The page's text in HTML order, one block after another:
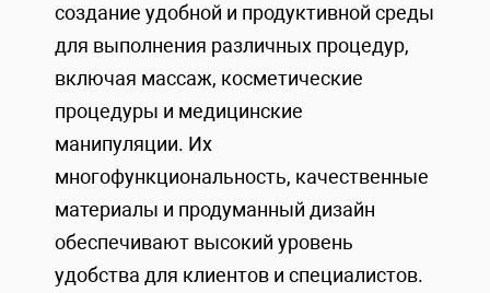
создание удобной и продуктивной среды
для выполнения различных процедур,
включая массаж, косметические
процедуры и медицинские
манипуляции. Их
многофункциональность, качественные
материалы и продуманный дизайн
обеспечивают высокий уровень
удобства для клиентов и специалистов.